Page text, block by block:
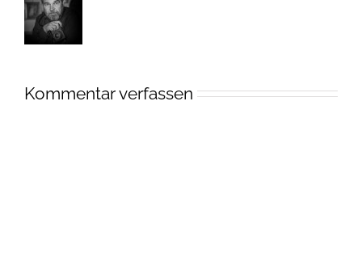
Kommentar verfassen